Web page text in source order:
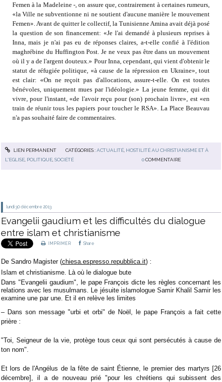
Femen à la Madeleine -, on assure que, contrairement à certaines rumeurs,
«la Ville ne subventionne ni ne soutient d'aucune manière le mouvement
Femen». Avant de quitter le collectif, la Tunisienne Amina avait déjà posé
la question de son financement: «Je l'ai demandé à plusieurs reprises à
Inna, mais je n'ai pas eu de réponses claires, a-t-elle confié à l'édition
maghrébine du Huffington Post. Je ne veux pas être dans un mouvement
où il y a de l'argent douteux.» Pour Inna, cependant, qui vient d'obtenir le
statut de réfugiée politique, «à cause de la répression en Ukraine», tout
est clair: «On ne reçoit pas d'allocations, assure-t-elle. On est toutes
bénévoles, uniquement mues par l'idéologie.» La jeune femme, qui dit
vivre, pour l'instant, «de l'avoir reçu pour (son) prochain livre», est «en
train de réunir tous les papiers pour toucher le RSA». La Place Beauvau
n'a pas souhaité faire de commentaires.
LIEN PERMANENT CATÉGORIES :ACTUALITÉ, HOSTILITÉ AU CHRISTIANISME ET À
L'EGLISE POLITIQUE ,SOCIÉTÉ 0 COMMENTAIRE
lundi 30 décembre 2013
Evangelii gaudium et les difficultés du dialogue
entre islam et christianisme
IMPRIMER Share
De Sandro Magister (chiesa.espresso.repubblica.it) :
Islam et christianisme. Là où le dialogue bute
Dans "Evangelii gaudium", le pape François dicte les règles concernant les
relations avec les musulmans. Le jésuite islamologue Samir Khalil Samir les
examine une par une. Et il en relève les limites
– Dans son message "urbi et orbi" de Noël, le pape François a fait cette
prière :
"Toi, Seigneur de la vie, protège tous ceux qui sont persécutés à cause de
ton nom".
Et lors de l'Angélus de la fête de saint Étienne, le premier des martyrs [26
décembre], il a de nouveau prié "pour les chrétiens qui subissent des